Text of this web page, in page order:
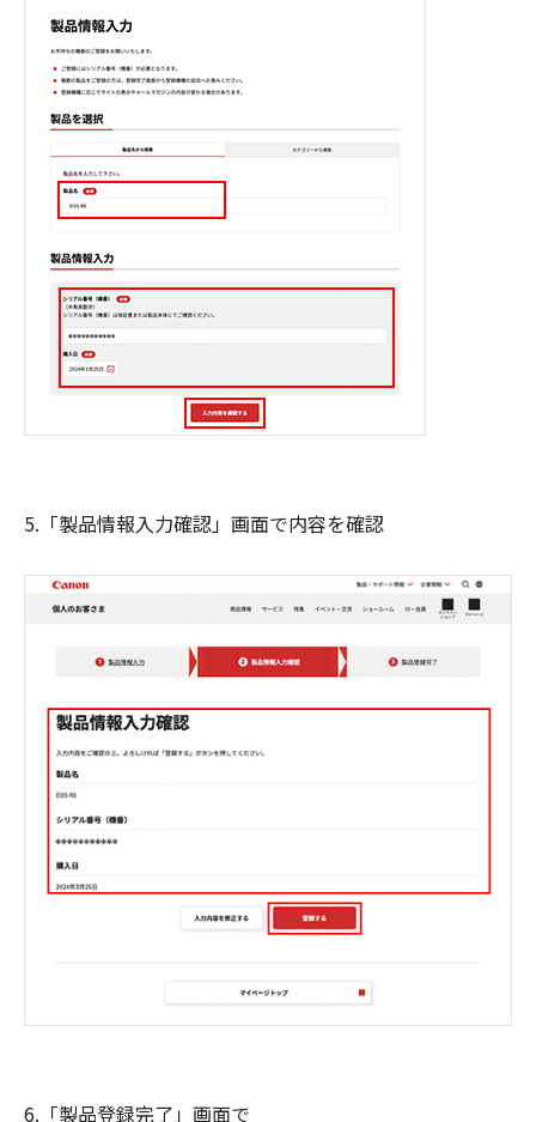
5.「製品情報入力確認」画面で内容を確認
6.「製品登録完了」画面で